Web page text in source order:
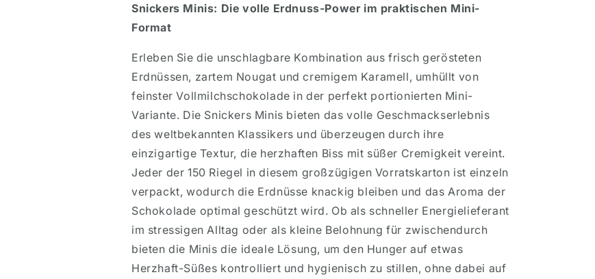
150
Stück
Karton
150
Karton
Snickers Minis: Die volle Erdnuss-Power im praktischen Mini-
Format
Erleben Sie die unschlagbare Kombination aus frisch gerösteten
Erdnüssen, zartem Nougat und cremigem Karamell, umhüllt von
feinster Vollmilchschokolade in der perfekt portionierten Mini-
Variante. Die Snickers Minis bieten das volle Geschmackserlebnis
des weltbekannten Klassikers und überzeugen durch ihre
einzigartige Textur, die herzhaften Biss mit süßer Cremigkeit vereint.
Jeder der 150 Riegel in diesem großzügigen Vorratskarton ist einzeln
verpackt, wodurch die Erdnüsse knackig bleiben und das Aroma der
Schokolade optimal geschützt wird. Ob als schneller Energielieferant
im stressigen Alltag oder als kleine Belohnung für zwischendurch
bieten die Minis die ideale Lösung, um den Hunger auf etwas
Herzhaft-Süßes kontrolliert und hygienisch zu stillen, ohne dabei auf